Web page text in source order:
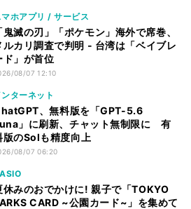
マホアプリ / サービス
鬼滅の刃」「ポケモン」海外で席巻、
ルカリ調査で判明 - 台湾は「ベイブレ
ド」が首位
08/07 12:10
ンターネット
、無料版を「GPT-5.6
」に刷新、チャット無制限に 有
版のSolも精度向上
08/07 06:20
休みのおでかけに! 親子で「TOKYO
CARD ~公園カード~」を集めて